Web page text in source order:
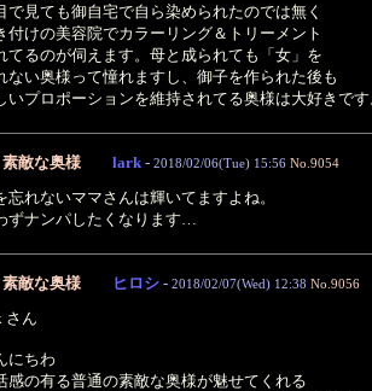
で見ても御自宅で自ら染められたのでは無く
付けの美容院でカラーリング＆トリーメント
てるのが伺えます。母と成られても「女」を
ない奥様って憧れますし、御子を作られた後も
いプロポーションを維持されてる奥様は大好きで
素敵な奥様 lark - 2018/02/06(Tue) 15:56 No.9054
忘れないママさんは輝いてますよね。
ずナンパしたくなります…
素敵な奥様 ヒロシ - 2018/02/07(Wed) 12:38 No.9056
さん
にちわ
感の有る普通の素敵な奥様が魅せてくれる